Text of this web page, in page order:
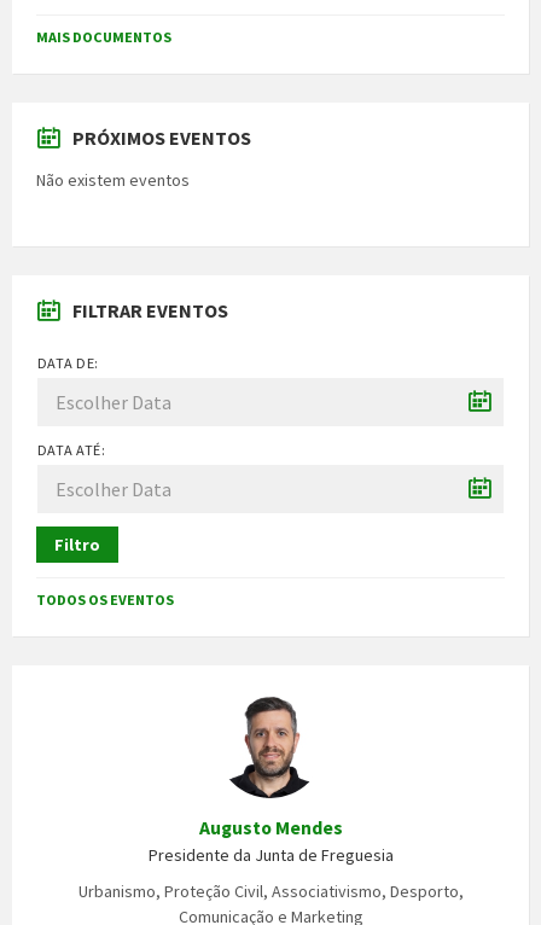
MAIS DOCUMENTOS
PRÓXIMOS EVENTOS
Não existem eventos
FILTRAR EVENTOS
DATA DE:
DATA ATÉ:
Filtro
TODOS OS EVENTOS
Augusto Mendes
Presidente da Junta de Freguesia
Urbanismo, Proteção Civil, Associativismo, Desporto,
Comunicação e Marketing